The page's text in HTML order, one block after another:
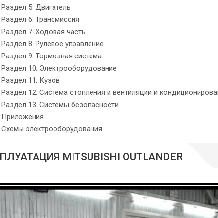
Раздел 5. Двигатель
Раздел 6. Трансмиссия
Раздел 7. Ходовая часть
Раздел 8. Рулевое управление
Раздел 9. Тормозная система
Раздел 10. Электрооборудование
Раздел 11. Кузов
Раздел 12. Система отопления и вентиляции и
Раздел 13. Системы безопасности
Приложения
Схемы электрооборудования
MITSUBISHI OUTLANDER